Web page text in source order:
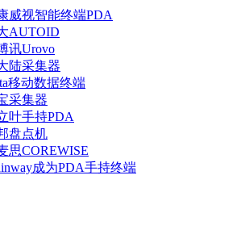
威视智能终端PDA
AUTOID
讯Urovo
陆采集器
移动数据终端
采集器
叶手持PDA
盘点机
思COREWISE
成为PDA手持终端